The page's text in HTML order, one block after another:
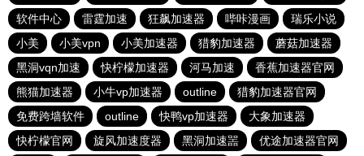
软件中心
雷霆加速 狂飙加速器 哔咔漫画
瑞乐小说
小美
小美vpn 小美加速器 猎豹加速器
蘑菇加速器
黑洞vqn加速
快柠檬加速器 河马加速
香蕉加速器官网
熊猫加速器
小牛vp加速器 outline
猎豹加速器官网
免费跨墙软件
outline 快鸭vp加速器
大象加速器
快柠檬官网
旋风加速度器 黑洞加速噐
优途加速器官网